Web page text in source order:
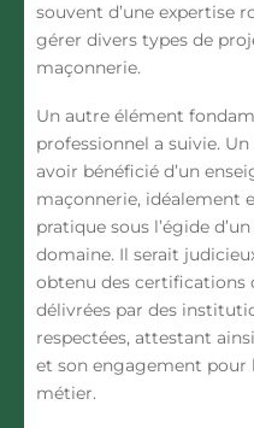
souvent d’une expertise
gérer divers types de
maçonnerie.
Un autre élément
professionnel a suivie.
avoir bénéficié d’un
maçonnerie, idéalement
pratique sous l’égide
domaine. Il serait
obtenu des certifications
délivrées par des
respectées, attestant
et son engagement pour
métier.